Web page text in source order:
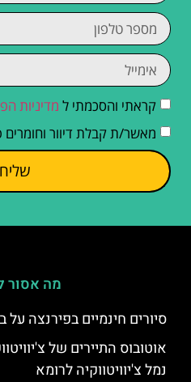
קראתי והסכמתי ל מדיניות
מאשר/ת קבלת דיוור וחומרים
מה אסור
סיורים חינמיים בפירנצה על
נמל צ'יוויטווקיה לרומא